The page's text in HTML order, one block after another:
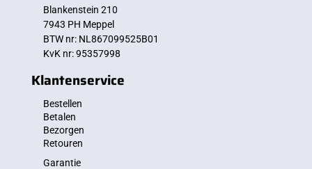
Blankenstein 210
7943 PH Meppel
BTW nr: NL867099525B01
KvK nr: 95357998
Klantenservice
Bestellen
Betalen
Bezorgen
Retouren
Garantie